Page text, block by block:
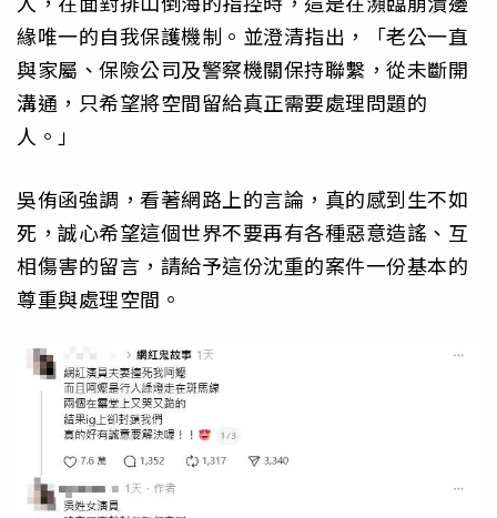
緣唯一的自我保護機制。並澄清指出，「老公一直
與家屬、保險公司及警察機關保持聯繫，從未斷開
溝通，只希望將空間留給真正需要處理問題的
人。」
吳侑函強調，看著網路上的言論，真的感到生不如
死，誠心希望這個世界不要再有各種惡意造謠、互
相傷害的留言，請給予這份沈重的案件一份基本的
尊重與處理空間。